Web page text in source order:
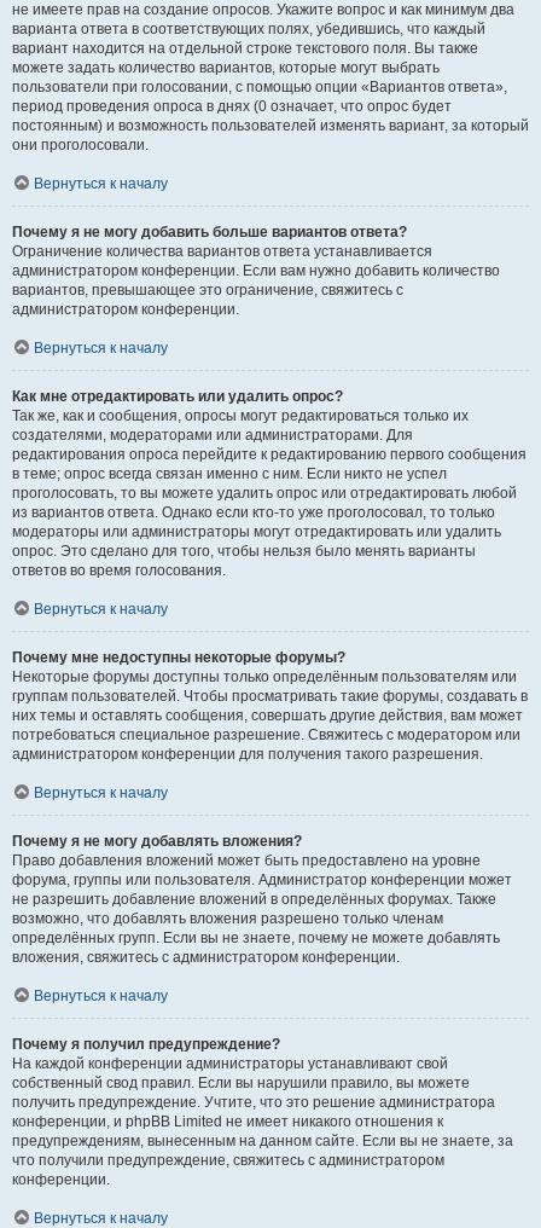
не имеете прав на создание опросов. Укажите вопрос и как минимум два
варианта ответа в соответствующих полях, убедившись, что каждый
вариант находится на отдельной строке текстового поля. Вы также
можете задать количество вариантов, которые могут выбрать
пользователи при голосовании, с помощью опции «Вариантов ответа»,
период проведения опроса в днях (0 означает, что опрос будет
постоянным) и возможность пользователей изменять вариант, за который
они проголосовали.
Вернуться к началу
Почему я не могу добавить больше вариантов ответа?
Ограничение количества вариантов ответа устанавливается
администратором конференции. Если вам нужно добавить количество
вариантов, превышающее это ограничение, свяжитесь с
администратором конференции.
Вернуться к началу
Как мне отредактировать или удалить опрос?
Так же, как и сообщения, опросы могут редактироваться только их
создателями, модераторами или администраторами. Для
редактирования опроса перейдите к редактированию первого сообщения
в теме; опрос всегда связан именно с ним. Если никто не успел
проголосовать, то вы можете удалить опрос или отредактировать любой
из вариантов ответа. Однако если кто-то уже проголосовал, то только
модераторы или администраторы могут отредактировать или удалить
опрос. Это сделано для того, чтобы нельзя было менять варианты
ответов во время голосования.
Вернуться к началу
Почему мне недоступны некоторые форумы?
Некоторые форумы доступны только определённым пользователям или
группам пользователей. Чтобы просматривать такие форумы, создавать в
них темы и оставлять сообщения, совершать другие действия, вам может
потребоваться специальное разрешение. Свяжитесь с модератором или
администратором конференции для получения такого разрешения.
Вернуться к началу
Почему я не могу добавлять вложения?
Право добавления вложений может быть предоставлено на уровне
форума, группы или пользователя. Администратор конференции может
не разрешить добавление вложений в определённых форумах. Также
возможно, что добавлять вложения разрешено только членам
определённых групп. Если вы не знаете, почему не можете добавлять
вложения, свяжитесь с администратором конференции.
Вернуться к началу
Почему я получил предупреждение?
На каждой конференции администраторы устанавливают свой
собственный свод правил. Если вы нарушили правило, вы можете
получить предупреждение. Учтите, что это решение администратора
конференции, и phpBB Limited не имеет никакого отношения к
предупреждениям, вынесенным на данном сайте. Если вы не знаете, за
что получили предупреждение, свяжитесь с администратором
конференции.
Вернуться к началу